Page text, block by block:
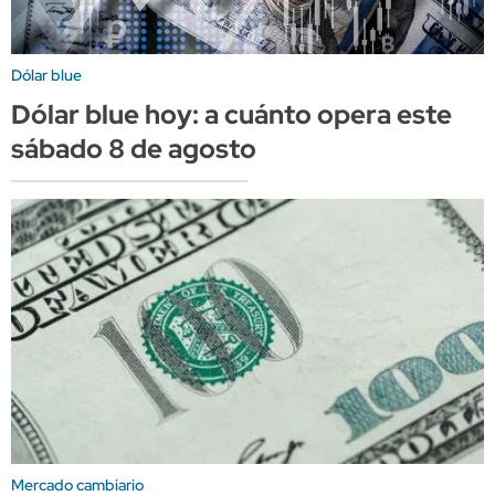
Dólar blue
Dólar blue hoy: a cuánto opera este
sábado 8 de agosto
Mercado cambiario